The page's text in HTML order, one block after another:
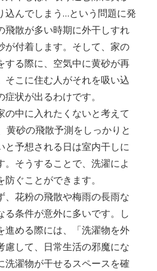
込んでしまう…という問題に発
飛散が多い時期に外干しすれ
が付着します。そして、家の
する際に、空気中に黄砂が再
そこに住む人がそれを吸い込
状が出るわけです。
の中に入れたくないと考えて
黄砂の飛散予測をしっかりと
と予想される日は室内干しに
。そうすることで、洗濯によ
ぐことができます。
、花粉の飛散や梅雨の長雨な
る条件が意外に多いです。し
進める際には、「洗濯物を外
慮して、日常生活の邪魔にな
洗濯物が干せるスペースを確